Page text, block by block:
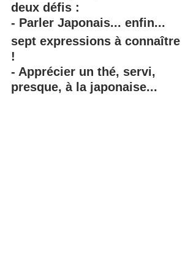
deux défis :
- Parler Japonais... enfin...
sept expressions à connaître
!
- Apprécier un thé, servi,
presque, à la japonaise...